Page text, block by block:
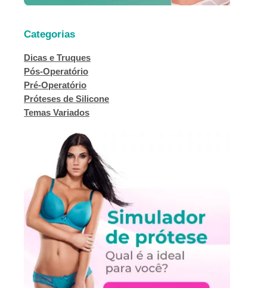
Categorias
Dicas e Truques
Pós-Operatório
Pré-Operatório
Próteses de Silicone
Temas Variados